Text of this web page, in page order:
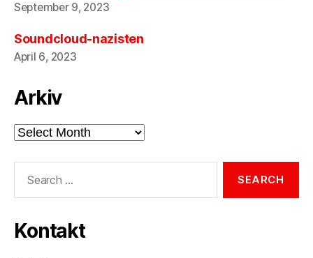
September 9, 2023
Soundcloud-nazisten
April 6, 2023
Arkiv
Arkiv
Kontakt